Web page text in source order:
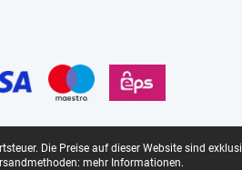
Die Preise auf dieser Website sind
mehr Informationen.